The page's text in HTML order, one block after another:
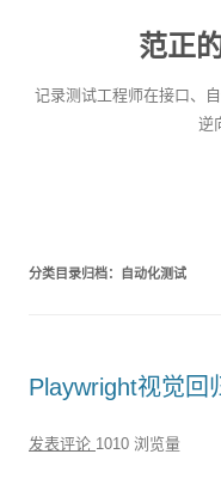
范正
记录测试工程师在接口、
逆
分类目录归档： 自动化测试
Playwright视觉回
发表评论 1010 浏览量